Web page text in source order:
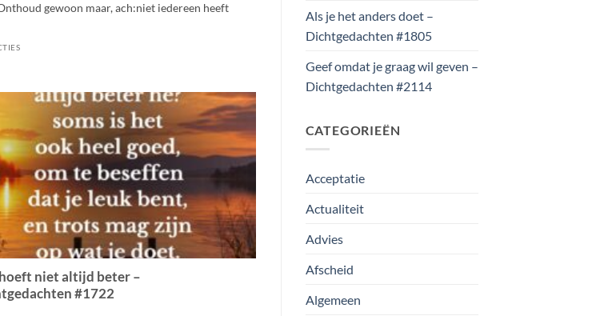
gewoon maar, ach:niet iedereen heeft
niet altijd beter –
#1722
Als je het anders doet –
Dichtgedachten #1805
Geef omdat je graag wil geven –
Dichtgedachten #2114
CATEGORIEËN
Acceptatie
Actualiteit
Advies
Afscheid
Algemeen